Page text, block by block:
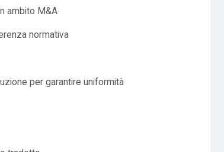
ambito M&A
normativa
per garantire uniformità